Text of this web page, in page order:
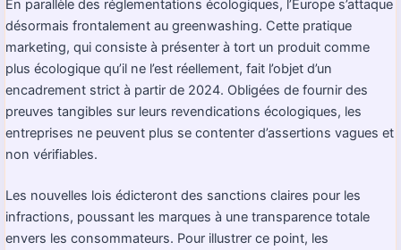
En parallèle des réglementations écologiques, l’Europe s’attaque
désormais frontalement au greenwashing. Cette pratique
marketing, qui consiste à présenter à tort un produit comme
plus écologique qu’il ne l’est réellement, fait l’objet d’un
encadrement strict à partir de 2024. Obligées de fournir des
preuves tangibles sur leurs revendications écologiques, les
entreprises ne peuvent plus se contenter d’assertions vagues et
non vérifiables.
Les nouvelles lois édicteront des sanctions claires pour les
infractions, poussant les marques à une transparence totale
envers les consommateurs. Pour illustrer ce point, les